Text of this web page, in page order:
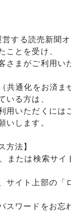
する読売新聞
ことを受け、
さまがご利用い
共通化をお済ま
いる方は、
用いただくには
いします。
方法】
または検索サイ
サイト上部の「
スワードをお忘